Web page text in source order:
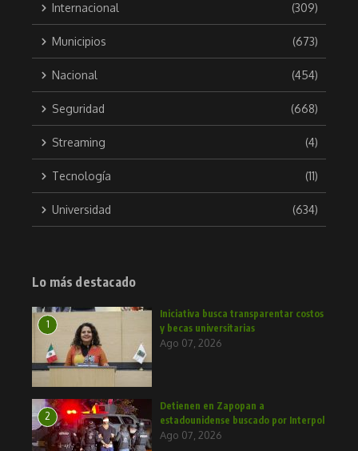
Internacional (309)
Municipios (673)
Nacional (454)
Seguridad (668)
Streaming (4)
Tecnología (11)
Universidad (634)
Lo más destacado
1
Iniciativa busca transparentar costos
y becas universitarias
Ago 07, 2026
2
Detienen en Zapopan a
estadounidense buscado por Interpol
Ago 07, 2026